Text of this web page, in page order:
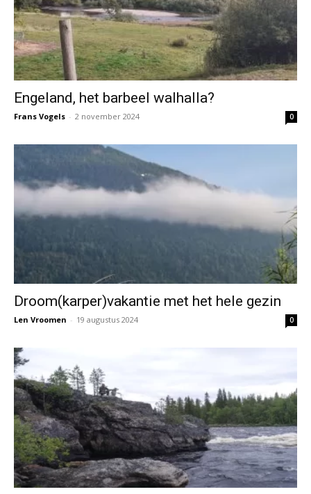
Engeland, het barbeel walhalla?
Frans Vogels - 2 november 2024 0
Droom(karper)vakantie met het hele gezin
Len Vroomen - 19 augustus 2024 0